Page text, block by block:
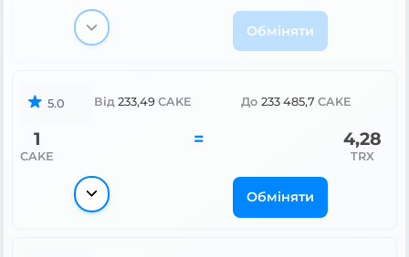
Обміняти
5.0 Від 233,49 CAKE До 233 485,7 CAKE
1
CAKE
= 4,28
TRX
Обміняти